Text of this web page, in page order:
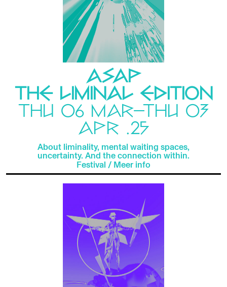
ASAP
THE LIMINAL EDITION
THU 06 MAR—THU 03
APR .25
About liminality, mental waiting spaces,
uncertainty. And the connection within.
Festival / Meer info